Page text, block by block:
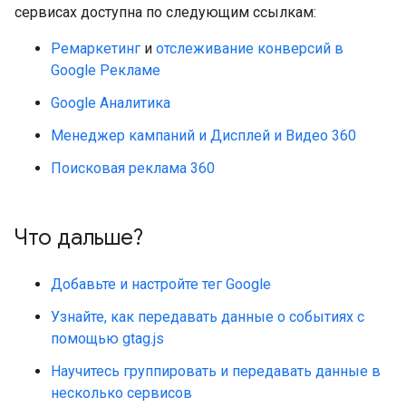
сервисах доступна по следующим ссылкам:
Ремаркетинг и отслеживание конверсий в
Google Рекламе
Google Аналитика
Менеджер кампаний и Дисплей и Видео 360
Поисковая реклама 360
Что дальше?
Добавьте и настройте тег Google
Узнайте, как передавать данные о событиях с
помощью gtag.js
Научитесь группировать и передавать данные в
несколько сервисов